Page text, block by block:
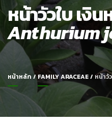
หน้าวัวใบ เงิน
Anthurium
หน้าหลัก /FAMILY ARACEAE/ หน้าวั